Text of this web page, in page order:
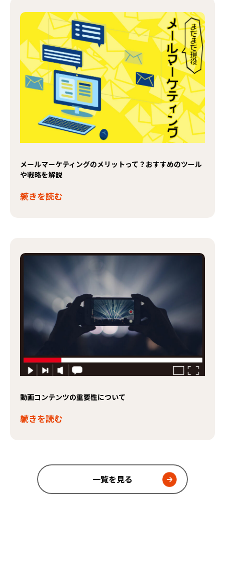
メールマーケティングのメリットって？おすすめのツール
や戦略を解説
続きを読む
動画コンテンツの重要性について
続きを読む
一覧を見る